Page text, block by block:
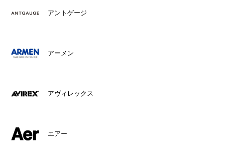
アントゲージ
アーメン
アヴィレックス
エアー